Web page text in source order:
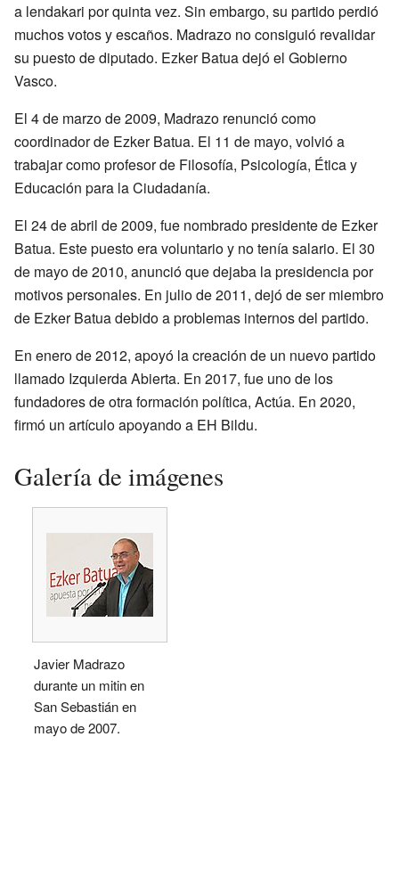
a lendakari por quinta vez. Sin embargo, su partido perdió
muchos votos y escaños. Madrazo no consiguió revalidar
su puesto de diputado. Ezker Batua dejó el Gobierno
Vasco.
El 4 de marzo de 2009, Madrazo renunció como
coordinador de Ezker Batua. El 11 de mayo, volvió a
trabajar como profesor de Filosofía, Psicología, Ética y
Educación para la Ciudadanía.
El 24 de abril de 2009, fue nombrado presidente de Ezker
Batua. Este puesto era voluntario y no tenía salario. El 30
de mayo de 2010, anunció que dejaba la presidencia por
motivos personales. En julio de 2011, dejó de ser miembro
de Ezker Batua debido a problemas internos del partido.
En enero de 2012, apoyó la creación de un nuevo partido
llamado Izquierda Abierta. En 2017, fue uno de los
fundadores de otra formación política, Actúa. En 2020,
firmó un artículo apoyando a EH Bildu.
Galería de imágenes
Javier Madrazo
durante un mitin en
San Sebastián en
mayo de 2007.